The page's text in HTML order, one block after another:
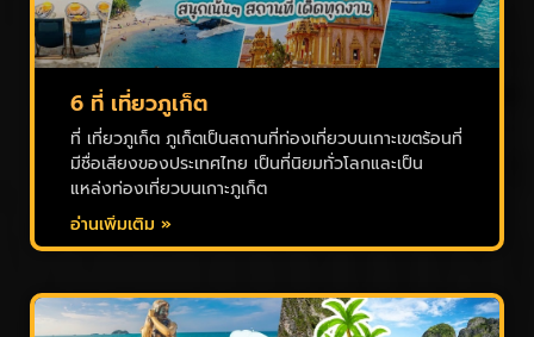
6 ที่ เที่ยวภูเก็ต
ที่ เที่ยวภูเก็ต ภูเก็ตเป็นสถานที่ท่องเที่ยวบนเกาะเขตร้อนที่
มีชื่อเสียงของประเทศไทย เป็นที่นิยมทั่วโลกและเป็น
แหล่งท่องเที่ยวบนเกาะภูเก็ต
อ่านเพิ่มเติม »